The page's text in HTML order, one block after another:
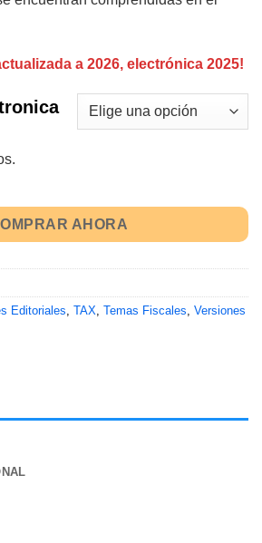
a 2026, electrónica 2025!
AHORA
Editoriales TAX Temas Fiscales Versiones